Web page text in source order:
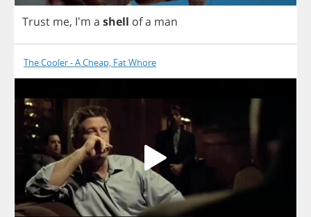
Trust me, I'm a shell ofa man
The Cooler - A Cheap, Fat Whore